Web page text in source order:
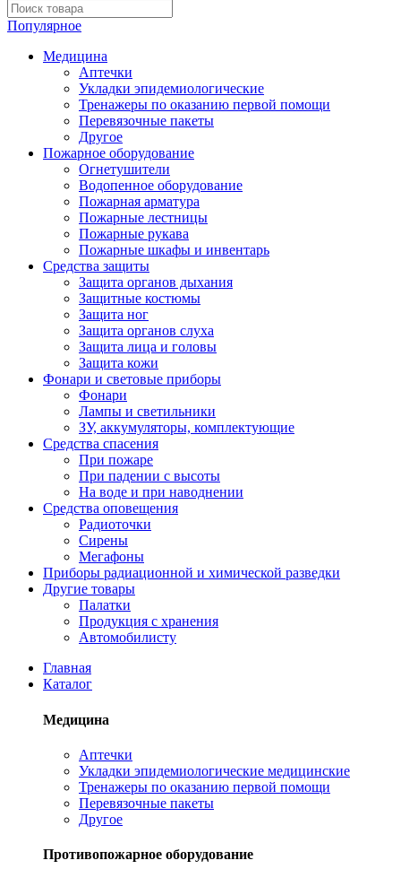
Популярное
Медицина
Аптечки
Укладки эпидемиологические
Тренажеры по оказанию первой помощи
Перевязочные пакеты
Другое
Пожарное оборудование
Огнетушители
Водопенное оборудование
Пожарная арматура
Пожарные лестницы
Пожарные рукава
Пожарные шкафы и инвентарь
Средства защиты
Защита органов дыхания
Защитные костюмы
Защита ног
Защита органов слуха
Защита лица и головы
Защита кожи
Фонари и световые приборы
Фонари
Лампы и светильники
ЗУ, аккумуляторы, комплектующие
Средства спасения
При пожаре
При падении с высоты
На воде и при наводнении
Средства оповещения
Радиоточки
Сирены
Мегафоны
Приборы радиационной и химической разведки
Другие товары
Палатки
Продукция с хранения
Автомобилисту
Главная
Каталог
Медицина
Аптечки
Укладки эпидемиологические медицинские
Тренажеры по оказанию первой помощи
Перевязочные пакеты
Другое
Противопожарное оборудование